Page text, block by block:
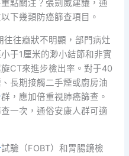
點關注？張劍威建議，通
下幾類防癌篩查項目。
往癥狀不明顯，部門病灶
于1厘米的渺小結節和非實
CT來進步檢出率。對于40
長期接觸二手煙或廚房油
群，應加倍重視肺癌篩查。
一次，通俗安康人群可適
試驗（FOBT）和胃腸鏡檢